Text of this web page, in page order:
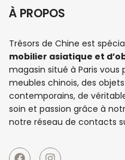
Ajouter à la liste d’envies